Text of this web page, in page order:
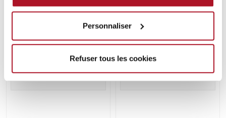
Personnaliser
Refuser tous les cookies